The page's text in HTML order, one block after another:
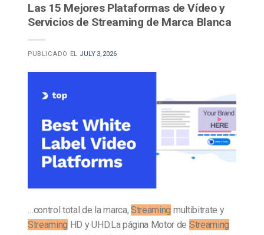
Las 15 Mejores Plataformas de Vídeo y
Servicios de Streaming de Marca Blanca
PUBLICADO EL JULY 3, 2026
…control total de la marca,Streaming multibitrate y
Streaming HD y UHD.La página Motor de Streaming